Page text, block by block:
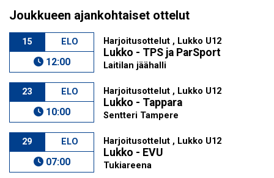
Joukkueen ajankohtaiset ottelut
15 ELO
12:00
Harjoitusottelut , Lukko U12
Lukko - TPS ja ParSport
Laitilan jäähalli
23 ELO
10:00
Harjoitusottelut , Lukko U12
Lukko - Tappara
Sentteri Tampere
29 ELO
07:00
Harjoitusottelut , Lukko U12
Lukko - EVU
Tukiareena